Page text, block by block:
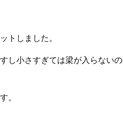
トしました。
し小さすぎては梁が入らないの
。